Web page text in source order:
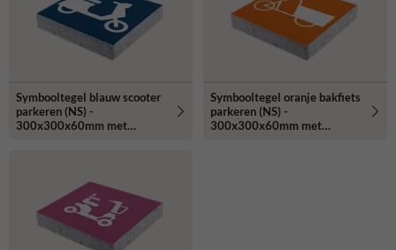
Symbooltegel blauw scooter
parkeren (NS) -
300x300x60mm met
Symbooltegel oranje bakfiets
parkeren (NS) -
300x300x60mm met